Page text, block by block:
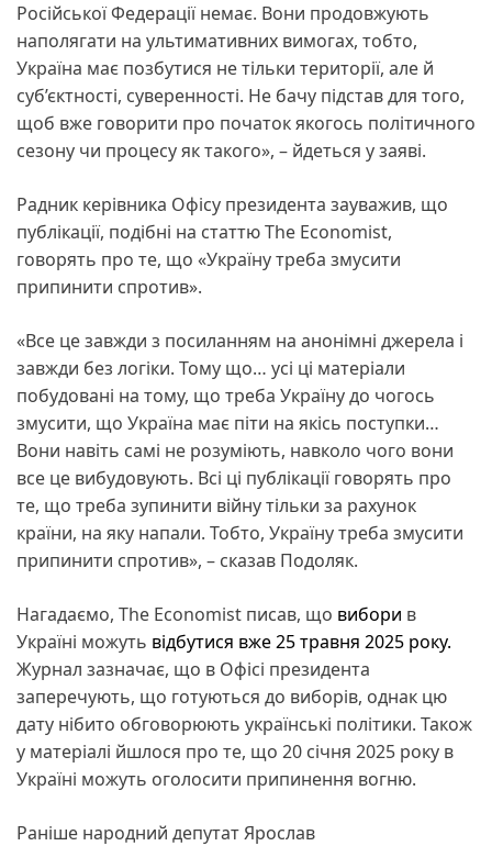
Російської Федерації немає. Вони продовжують
наполягати на ультимативних вимогах, тобто,
Україна має позбутися не тільки території, але й
суб’єктності, суверенності. Не бачу підстав для того,
щоб вже говорити про початок якогось політичного
сезону чи процесу як такого», – йдеться у заяві.
Радник керівника Офісу президента зауважив, що
публікації, подібні на статтю The Economist,
говорять про те, що «Україну треба змусити
припинити спротив».
«Все це завжди з посиланням на анонімні джерела і
завжди без логіки. Тому що… усі ці матеріали
побудовані на тому, що треба Україну до чогось
змусити, що Україна має піти на якісь поступки…
Вони навіть самі не розуміють, навколо чого вони
все це вибудовують. Всі ці публікації говорять про
те, що треба зупинити війну тільки за рахунок
країни, на яку напали. Тобто, Україну треба змусити
припинити спротив», – сказав Подоляк.
Нагадаємо, The Economist писав, що вибори в
Україні можуть відбутися вже 25 травня 2025 року.
Журнал зазначає, що в Офісі президента
заперечують, що готуються до виборів, однак цю
дату нібито обговорюють українські політики. Також
у матеріалі йшлося про те, що 20 січня 2025 року в
Україні можуть оголосити припинення вогню.
Раніше народний депутат Ярослав